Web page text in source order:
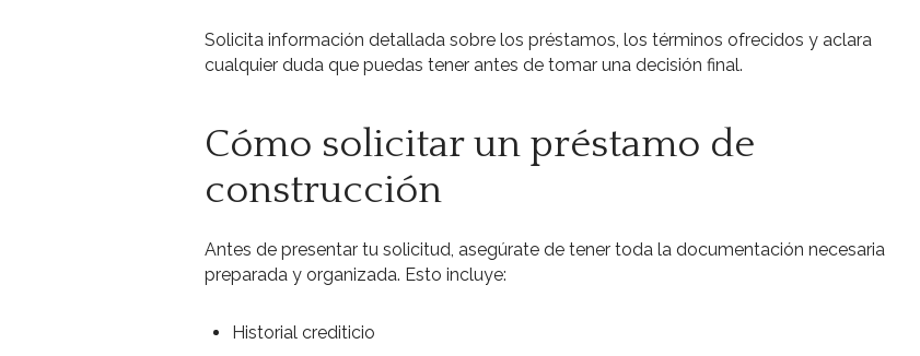
Solicita información detallada sobre los préstamos, los términos ofrecidos y aclara
cualquier duda que puedas tener antes de tomar una decisión final.
Cómo solicitar un préstamo de
construcción
Antes de presentar tu solicitud, asegúrate de tener toda la documentación necesaria
preparada y organizada. Esto incluye:
Historial crediticio